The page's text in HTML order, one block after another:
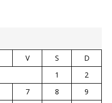
V S
D
1
2
7 8 9